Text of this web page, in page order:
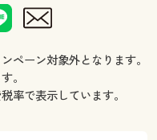
ペーン対象外となります。
。
率で表示しています。